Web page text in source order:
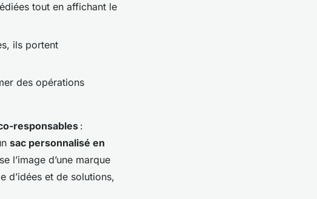
tout en affichant le
ils portent
des opérations
responsables:
sac personnalisé en
l’image d’une marque
d’idées et de solutions,